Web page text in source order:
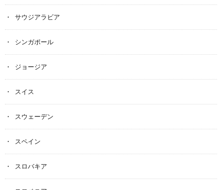
サウジアラビア
シンガポール
ジョージア
スイス
スウェーデン
スペイン
スロバキア